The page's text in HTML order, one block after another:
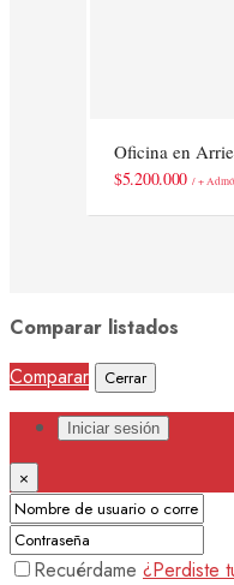
Oficina en
$5.200.000 / +
Comparar listados
Comparar
Cerrar
Iniciar sesión
×
Recuérdame ¿Perdiste